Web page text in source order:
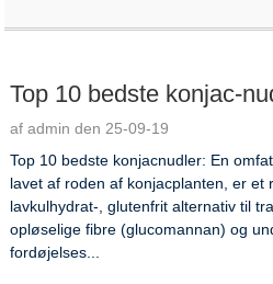
Top 10 bedste konjac-
af admin den 25-09-19
Top 10 bedste konjacnudler: En
lavet af roden af ​​konjacplanten, er et
lavkulhydrat-, glutenfrit alternativ til
opløselige fibre (glucomannan) og
fordøjelses...